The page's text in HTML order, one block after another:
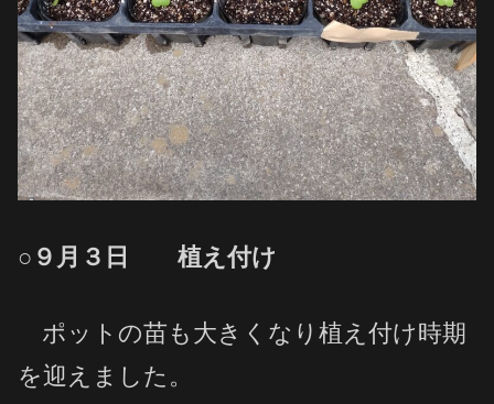
○９月３日 植え付け
ポットの苗も大きくなり植え付け時期
を迎えました。